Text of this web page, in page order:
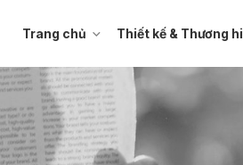
Trang chủ Thiết kế & Thương